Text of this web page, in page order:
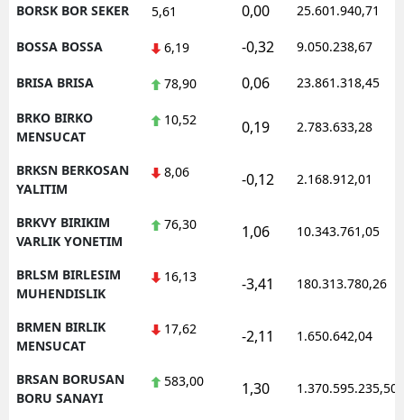
BORSK BOR SEKER 5,61 0,00 25.601.940,71
BOSSA BOSSA 6,19 -0,32 9.050.238,67
BRISA BRISA 78,90 0,06 23.861.318,45
BRKO BIRKO
MENSUCAT
10,52 0,19 2.783.633,28
BRKSN BERKOSAN
YALITIM
8,06 -0,12 2.168.912,01
BRKVY BIRIKIM
VARLIK YONETIM
76,30 1,06 10.343.761,05
BRLSM BIRLESIM
MUHENDISLIK
16,13 -3,41 180.313.780,26
BRMEN BIRLIK
MENSUCAT
17,62 -2,11 1.650.642,04
BRSAN BORUSAN
BORU SANAYI
583,00 1,30 1.370.595.235,50